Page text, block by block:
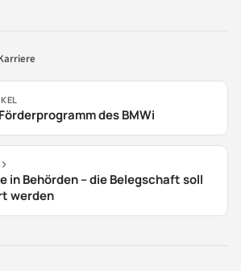
des BMWi
in Behörden – die Belegschaft soll
werden